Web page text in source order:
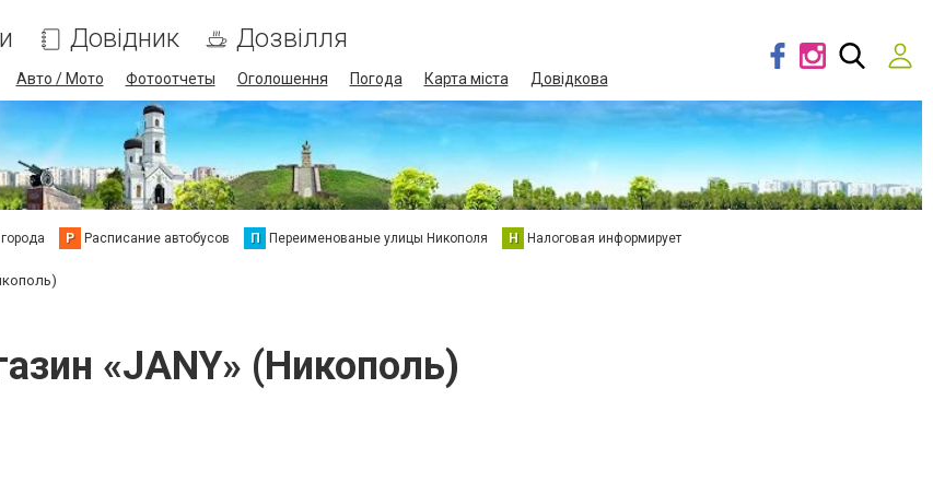
Довідник Дозвілля
Авто / Мото Фотоотчеты Оголошення Погода Карта міста Довідкова
Р Расписание автобусов П Переименованые улицы Никополя Н Налоговая информирует
«JANY» (Никополь)